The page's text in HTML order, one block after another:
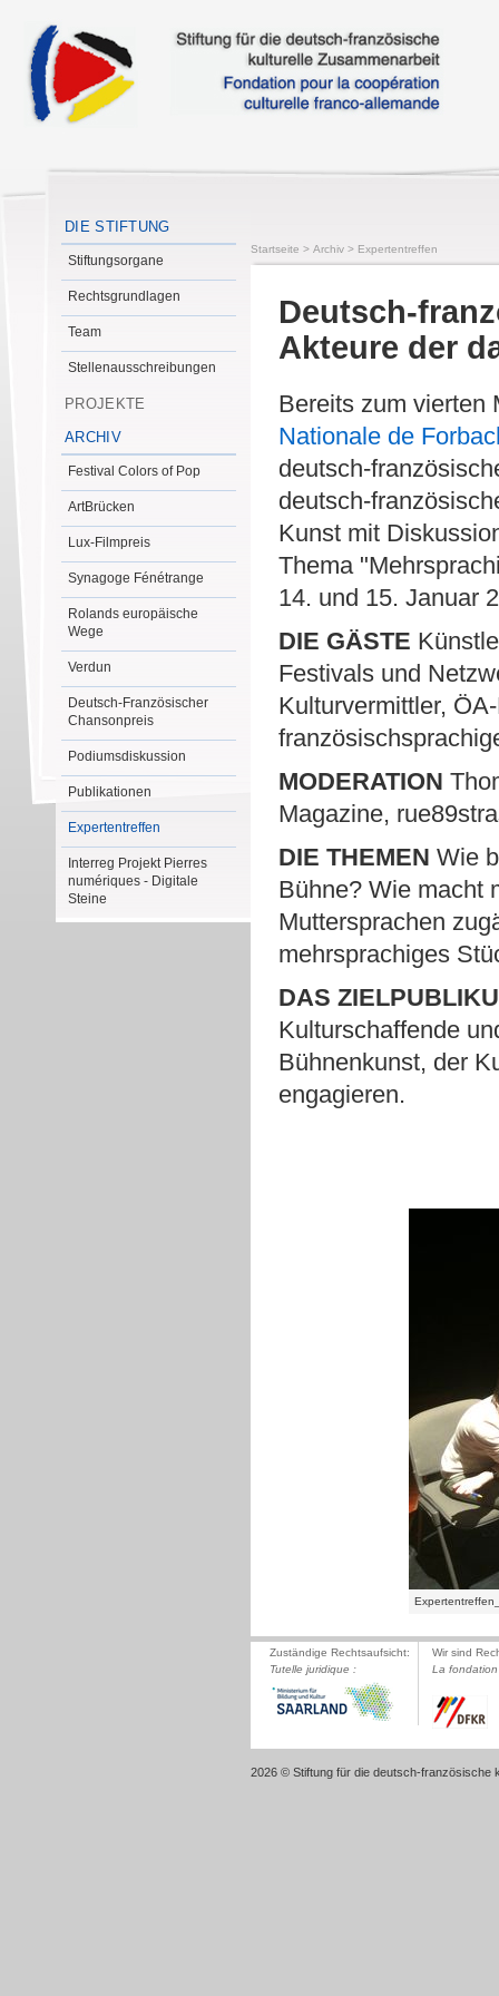
DIE STIFTUNG
Stiftungsorgane
Rechtsgrundlagen
Team
Stellenausschreibungen
PROJEKTE
ARCHIV
Festival Colors of Pop
ArtBrücken
Lux-Filmpreis
Synagoge Fénétrange
Rolands europäische
Wege
Verdun
Deutsch-Französischer
Chansonpreis
Podiumsdiskussion
Publikationen
Expertentreffen
Interreg Projekt Pierres
numériques - Digitale
Steine
Startseite > Archiv > Expertentreffen
Deutsch-
Akteure der
Bereits zum vierten
Nationale de
deutsch-
deutsch-
Kunst mit
Thema
14. und 15. Januar
DIE GÄSTE
Festivals und
Kulturvermittler,
MODERATION
Magazine,
DIE THEMEN Wie
Bühne? Wie macht
Muttersprachen
mehrsprachiges
DAS
Kulturschaffende
Bühnenkunst, der
engagieren.
Zuständige Rechtsaufsicht:
Tutelle juridique :
Wir sind
La
2026 © Stiftung für die deutsch-französische